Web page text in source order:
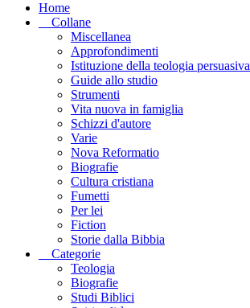
Home
Collane
Miscellanea
Approfondimenti
Istituzione della teologia persuasiva
Guide allo studio
Strumenti
Vita nuova in famiglia
Schizzi d'autore
Varie
Nova Reformatio
Biografie
Cultura cristiana
Fumetti
Per lei
Fiction
Storie dalla Bibbia
Categorie
Teologia
Biografie
Studi Biblici